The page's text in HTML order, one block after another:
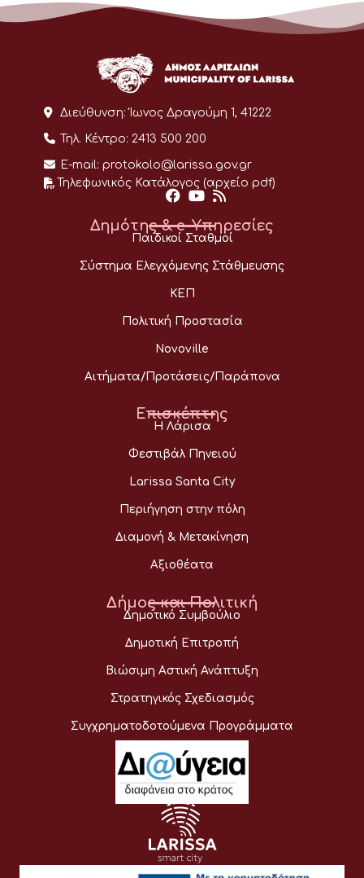
Διεύθυνση: Ίωνος Δραγούμη 1, 41222
Τηλ. Κέντρο: 2413 500 200
E-mail: protokolo@larissa.gov.gr
Τηλεφωνικός Κατάλογος (αρχείο pdf)
Δημότης & e-Υπηρεσίες
Παιδικοί Σταθμοί
Σύστημα Ελεγχόμενης Στάθμευσης
ΚΕΠ
Πολιτική Προστασία
Novoville
Αιτήματα/Προτάσεις/Παράπονα
Επισκέπτης
Η Λάρισα
Φεστιβάλ Πηνειού
Larissa Santa City
Περιήγηση στην πόλη
Διαμονή & Μετακίνηση
Αξιοθέατα
Δήμος και Πολιτική
Δημοτικό Συμβούλιο
Δημοτική Επιτροπή
Βιώσιμη Αστική Ανάπτυξη
Στρατηγικός Σχεδιασμός
Συγχρηματοδοτούμενα Προγράμματα